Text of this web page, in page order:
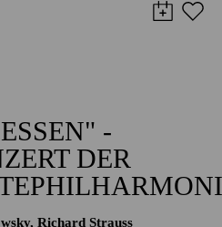
-
DER
Richard Strauss